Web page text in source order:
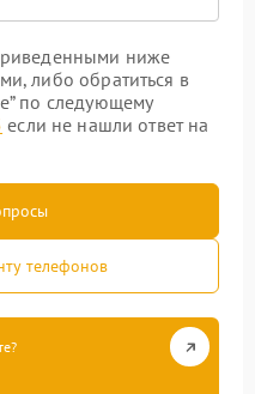
ниже
либо обратиться в
по следующему
если не нашли ответ на
телефонов